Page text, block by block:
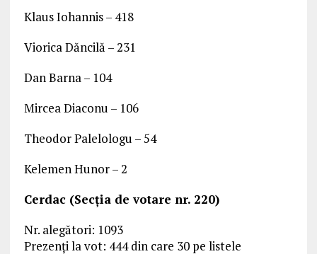
Klaus Iohannis – 418
Viorica Dăncilă – 231
Dan Barna – 104
Mircea Diaconu – 106
Theodor Palelologu – 54
Kelemen Hunor – 2
Cerdac (Secția de votare nr. 220)
Nr. alegători: 1093
Prezenți la vot: 444 din care 30 pe listele